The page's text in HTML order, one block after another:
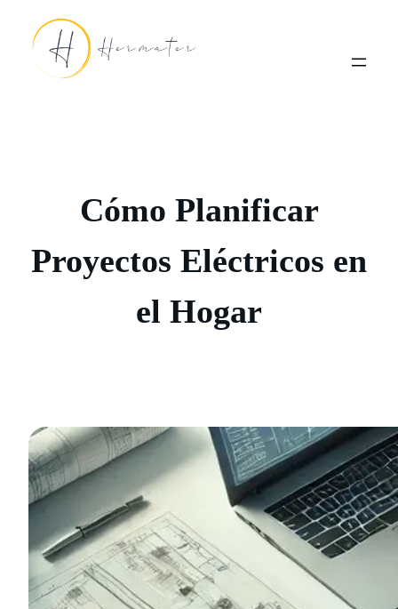
Cómo Planificar
Proyectos Eléctricos en
el Hogar